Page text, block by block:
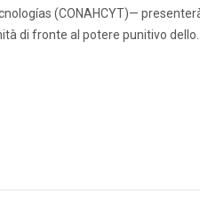
(CONAHCYT)—
di fronte al potere punitivo dello…